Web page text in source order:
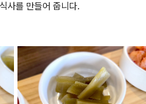
사를 만들어 줍니다.